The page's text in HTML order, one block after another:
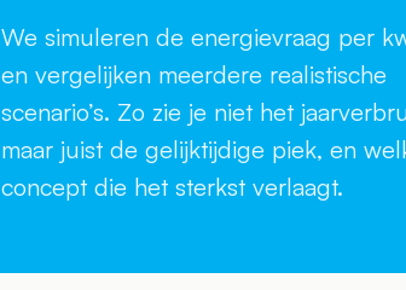
We simuleren de energievraag per
en vergelijken meerdere realistische
scenario’s. Zo zie je niet het
maar juist de gelijktijdige piek, en
concept die het sterkst verlaagt.